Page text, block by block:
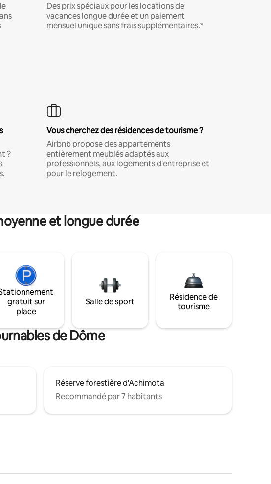
Des prix spéciaux pour les locations de
vacances longue durée et un paiement
mensuel unique sans frais supplémentaires.*
?
Vous cherchez des résidences de tourisme ?
Airbnb propose des appartements
entièrement meublés adaptés aux
professionnels, aux logements d'entreprise et
pour le relogement.
et longue durée
gratuit sur
place
Salle de sport
Résidence de
tourisme
de Dôme
Réserve forestière d'Achimota
Recommandé par 7 habitants